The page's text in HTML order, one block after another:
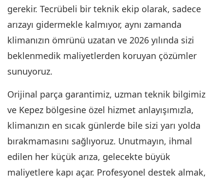
gerekir. Tecrübeli bir teknik ekip olarak, sadece
arızayı gidermekle kalmıyor, aynı zamanda
klimanızın ömrünü uzatan ve 2026 yılında sizi
beklenmedik maliyetlerden koruyan çözümler
sunuyoruz.
Orijinal parça garantimiz, uzman teknik bilgimiz
ve Kepez bölgesine özel hizmet anlayışımızla,
klimanızın en sıcak günlerde bile sizi yarı yolda
bırakmamasını sağlıyoruz. Unutmayın, ihmal
edilen her küçük arıza, gelecekte büyük
maliyetlere kapı açar. Profesyonel destek almak,